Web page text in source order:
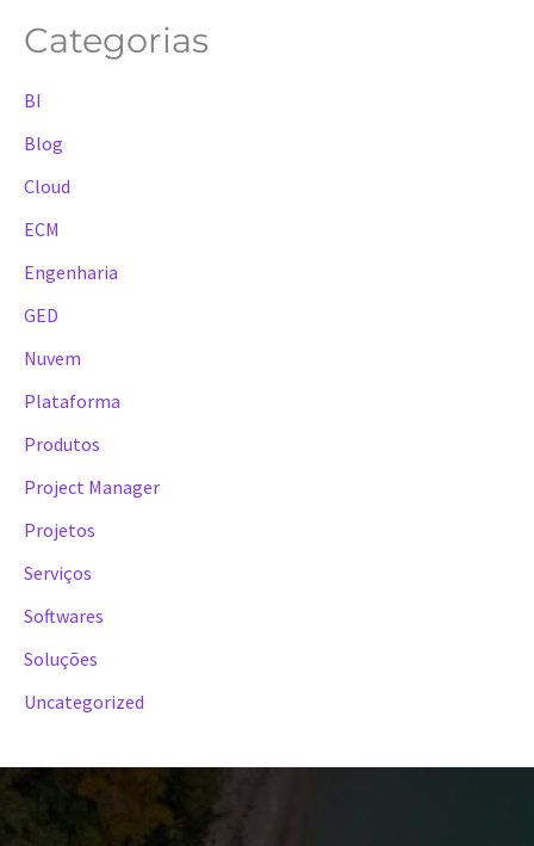
Categorias
BI
Blog
Cloud
ECM
Engenharia
GED
Nuvem
Plataforma
Produtos
Project Manager
Projetos
Serviços
Softwares
Soluções
Uncategorized